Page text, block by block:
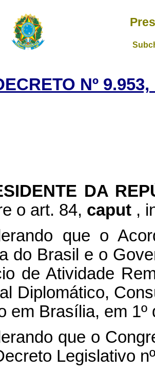
Nº
DA
o art. 84, caput ,
que o
do Brasil e o
de Atividade
Diplomático,
em Brasília, em
que o
Legislativo